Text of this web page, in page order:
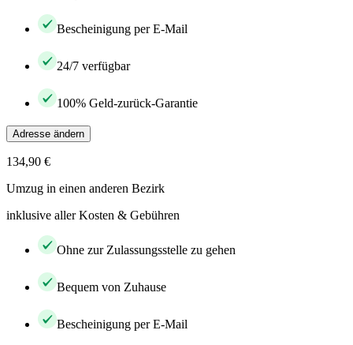
Bescheinigung per E-Mail
24/7 verfügbar
100% Geld-zurück-Garantie
Adresse ändern
134,90 €
Umzug in einen anderen Bezirk
inklusive aller Kosten & Gebühren
Ohne zur Zulassungsstelle zu gehen
Bequem von Zuhause
Bescheinigung per E-Mail